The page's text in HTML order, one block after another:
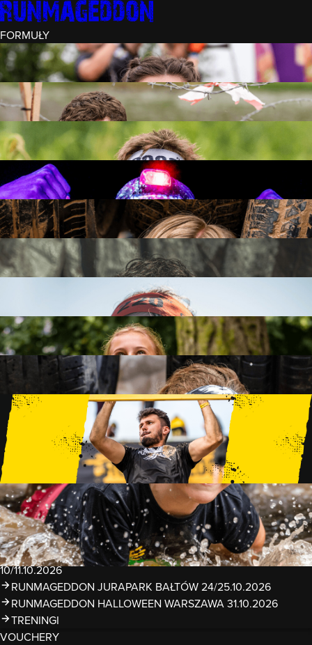
FORMUŁY
INTRO (¼)
15 PRZESZKÓD
3 KM+
REKRUT (½)
30 PRZESZKÓD
6 KM+
RUNMAGEDDON
50 PRZESZKÓD
12 KM+
NOCNY REKRUT (½)
30 PRZESZKÓD
6 KM+
INTRO U-16
15 PRZESZKÓD
3 KM+
RUNMAGEDDON HARDCORE
70 PRZESZKÓD
21 KM+
42 KM+
FAMILY
15 PRZESZKÓD
2 KM+
KIDS
15 PRZESZKÓD
1 KM+
TRENINGI
WYDARZENIA
RUNMAGEDDON LUBLIN ZALEW ZEMBORZYCKI
22/23.08.2026
RUNMAGEDDON ERGO ARENA GDAŃSK/SOPOT
12/13.09.2026
RUNMAGEDDON KIDS: DEMO WARSZAWA 24/26.09.2026
RUNMAGEDDON WROCŁAW KOPALNIA ROLANTOWICE
26/27.09.2026
RUNMAGEDDON WARSZAWA TWIERDZA MODLIN
10/11.10.2026
RUNMAGEDDON JURAPARK BAŁTÓW 24/25.10.2026
RUNMAGEDDON HALLOWEEN WARSZAWA 31.10.2026
TRENINGI
VOUCHERY